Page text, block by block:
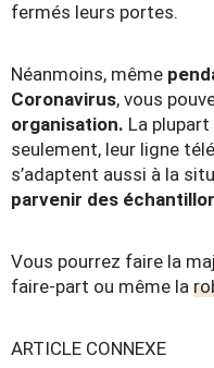
fermés leurs portes.
Néanmoins, même
Coronavirus, vous
organisation. La
seulement, leur ligne
s’adaptent aussi à la
parvenir des
Vous pourrez faire la
faire-part ou même la
ARTICLE CONNEXE